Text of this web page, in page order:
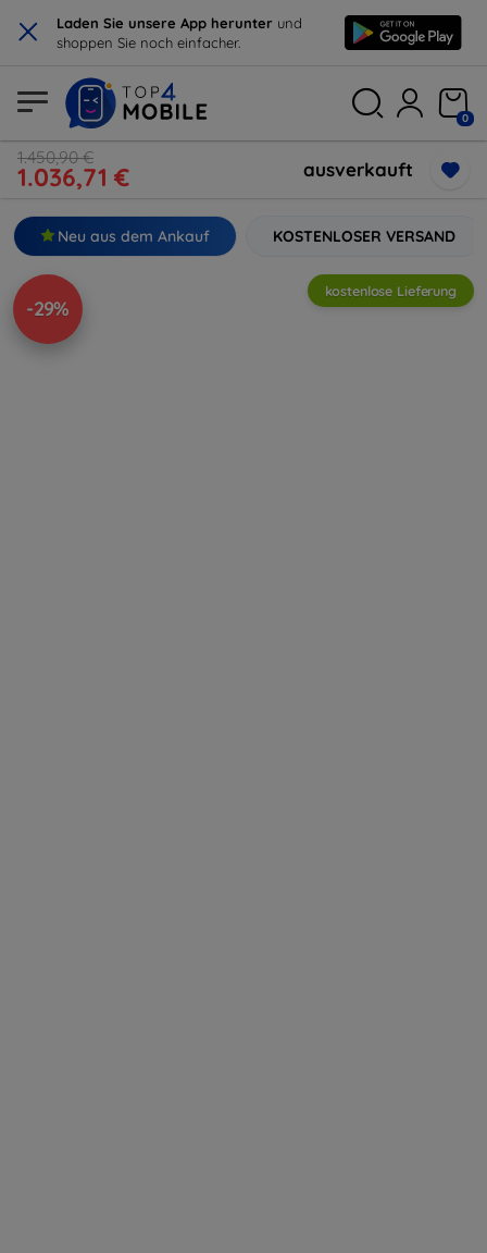
× Laden Sie unsere App herunter und
shoppen Sie noch einfacher.
0
1.450,90 €
1.036,71 € ausverkauft
Neu aus dem Ankauf KOSTENLOSER VERSAND
-29%
kostenlose Lieferung